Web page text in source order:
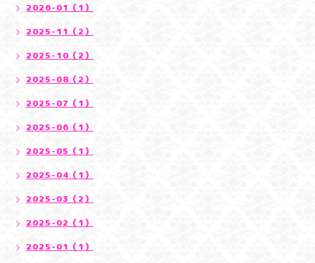
2026-01（1）
2025-11（2）
2025-10（2）
2025-08（2）
2025-07（1）
2025-06（1）
2025-05（1）
2025-04（1）
2025-03（2）
2025-02（1）
2025-01（1）